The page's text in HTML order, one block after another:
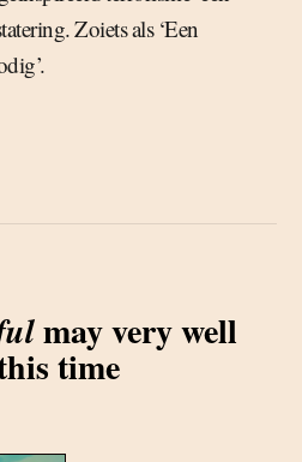
Zoiets als ‘Een
may very well
time